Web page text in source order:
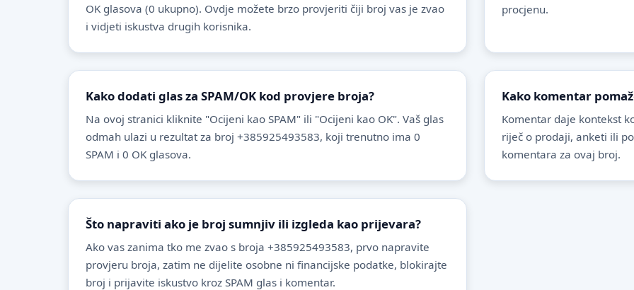
OK glasova (0 ukupno). Ovdje možete brzo provjeriti čiji broj vas je zvao
i vidjeti iskustva drugih korisnika.
procjenu.
Kako dodati glas za SPAM/OK kod provjere broja?
Na ovoj stranici kliknite "Ocijeni kao SPAM" ili "Ocijeni kao OK". Vaš glas
odmah ulazi u rezultat za broj +385925493583, koji trenutno ima 0
SPAM i 0 OK glasova.
Kako komentar
Komentar daje kontekst
riječ o prodaji, anketi ili
komentara za ovaj broj.
Što napraviti ako je broj sumnjiv ili izgleda kao prijevara?
Ako vas zanima tko me zvao s broja +385925493583, prvo napravite
provjeru broja, zatim ne dijelite osobne ni financijske podatke, blokirajte
broj i prijavite iskustvo kroz SPAM glas i komentar.